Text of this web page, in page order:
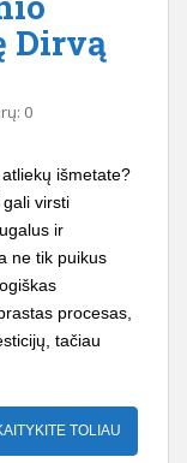
Dirvą
0
išmetate?
virsti
ir
ne tik puikus
procesas,
tačiau
TOLIAU